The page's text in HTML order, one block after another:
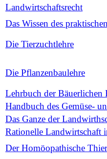
Landwirtschaftsrecht
Das Wissen des
Die Tierzuchtlehre
Die Pflanzenbaulehre
Lehrbuch der Bäuerlichen
Handbuch des Gemüse-
Das Ganze der
Rationelle Landwirtschaft
Der Homöopathische